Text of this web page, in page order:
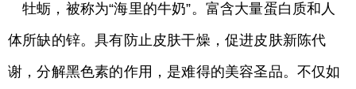
牡蛎，被称为“海里的牛奶”。富含大量蛋白质和人
体所缺的锌。具有防止皮肤干燥，促进皮肤新陈代
谢，分解黑色素的作用，是难得的美容圣品。不仅如